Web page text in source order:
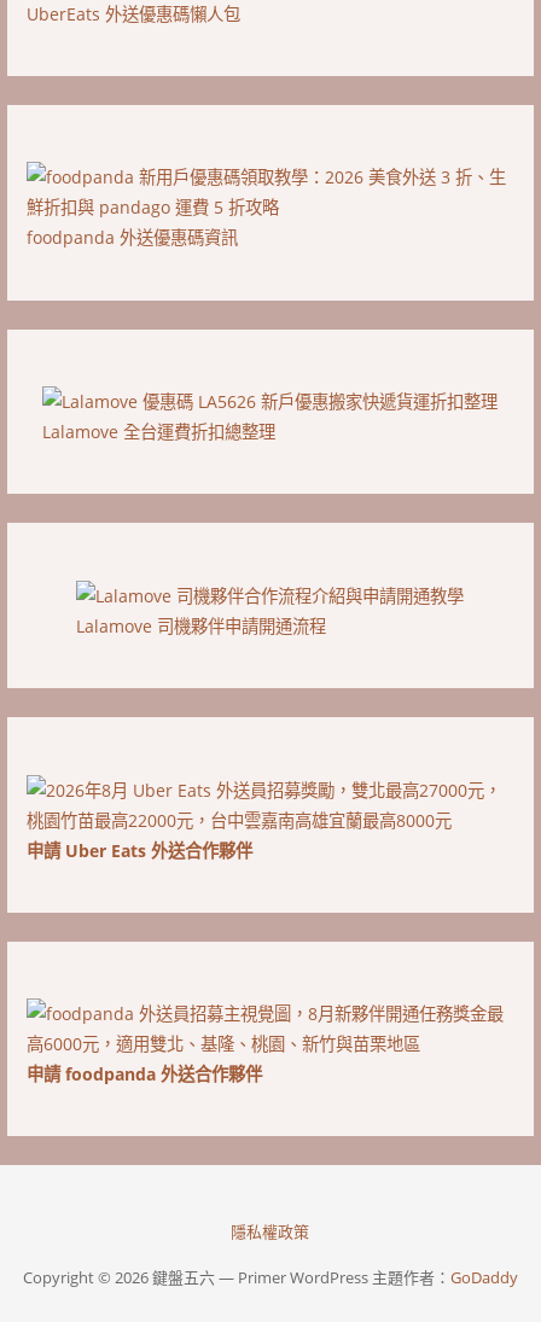
UberEats 外送優惠碼懶人包
foodpanda 外送優惠碼資訊
Lalamove 全台運費折扣總整理
Lalamove 司機夥伴申請開通流程
申請 Uber Eats 外送合作夥伴
申請 foodpanda 外送合作夥伴
隱私權政策
Copyright © 2026 鍵盤五六 — Primer WordPress 主題作者： GoDaddy